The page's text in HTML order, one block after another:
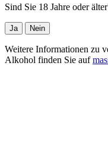
Sind Sie 18 Jahre oder
Ja Nein
Weitere Informationen zu
Alkohol finden Sie auf